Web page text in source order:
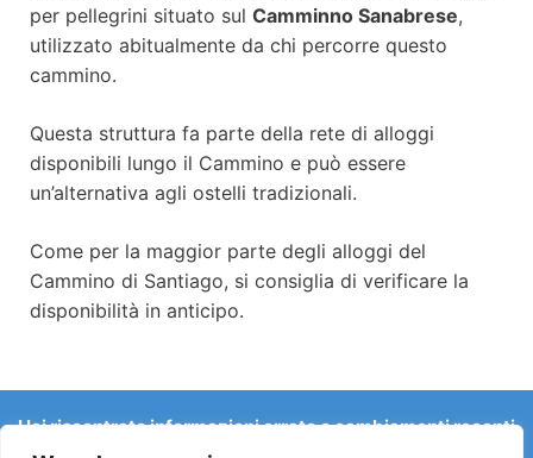
per pellegrini situato sul Camminno Sanabrese,
utilizzato abitualmente da chi percorre questo
cammino.
Questa struttura fa parte della rete di alloggi
disponibili lungo il Cammino e può essere
un’alternativa agli ostelli tradizionali.
Come per la maggior parte degli alloggi del
Cammino di Santiago, si consiglia di verificare la
disponibilità in anticipo.
Hai riscontrato informazioni errate o cambiamenti recenti